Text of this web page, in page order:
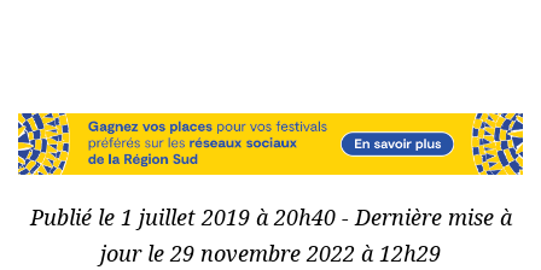
Publié le 1 juillet 2019 à 20h40 - Dernière mise à
jour le 29 novembre 2022 à 12h29